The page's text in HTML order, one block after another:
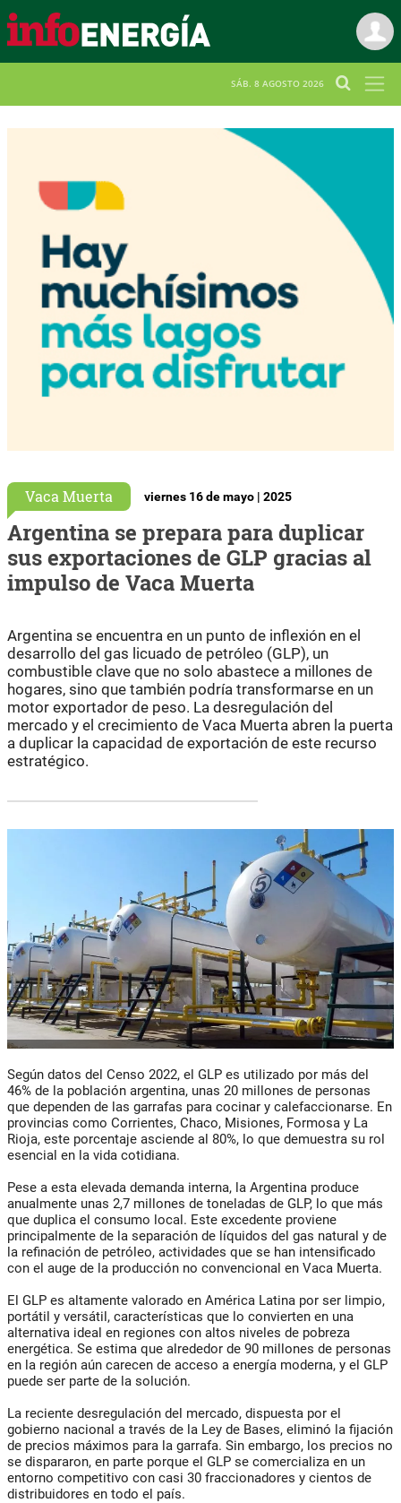
SÁB. 8 AGOSTO 2026
Vaca Muerta viernes 16 de mayo | 2025
Argentina se prepara para duplicar
sus exportaciones de GLP gracias al
impulso de Vaca Muerta
Argentina se encuentra en un punto de inflexión en el
desarrollo del gas licuado de petróleo (GLP), un
combustible clave que no solo abastece a millones de
hogares, sino que también podría transformarse en un
motor exportador de peso. La desregulación del
mercado y el crecimiento de Vaca Muerta abren la puerta
a duplicar la capacidad de exportación de este recurso
estratégico.
Según datos del Censo 2022, el GLP es utilizado por más del
46% de la población argentina, unas 20 millones de personas
que dependen de las garrafas para cocinar y calefaccionarse. En
provincias como Corrientes, Chaco, Misiones, Formosa y La
Rioja, este porcentaje asciende al 80%, lo que demuestra su rol
esencial en la vida cotidiana.
Pese a esta elevada demanda interna, la Argentina produce
anualmente unas 2,7 millones de toneladas de GLP, lo que más
que duplica el consumo local. Este excedente proviene
principalmente de la separación de líquidos del gas natural y de
la refinación de petróleo, actividades que se han intensificado
con el auge de la producción no convencional en Vaca Muerta.
El GLP es altamente valorado en América Latina por ser limpio,
portátil y versátil, características que lo convierten en una
alternativa ideal en regiones con altos niveles de pobreza
energética. Se estima que alrededor de 90 millones de personas
en la región aún carecen de acceso a energía moderna, y el GLP
puede ser parte de la solución.
La reciente desregulación del mercado, dispuesta por el
gobierno nacional a través de la Ley de Bases, eliminó la fijación
de precios máximos para la garrafa. Sin embargo, los precios no
se dispararon, en parte porque el GLP se comercializa en un
entorno competitivo con casi 30 fraccionadores y cientos de
distribuidores en todo el país.